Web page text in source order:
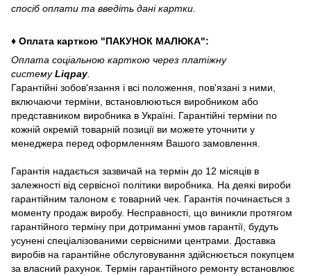
спосіб оплати та введіть дані картки.
♦ Оплата карткою "ПАКУНОК МАЛЮКА":
Оплата соціальною карткою через платіжну
системуLiqpay.
Гарантійні зобов'язання і всі положення, пов'язані з ними,
включаючи терміни, встановлюються виробником або
представником виробника в Україні. Гарантійні терміни по
кожній окремій товарній позиції ви можете уточнити у
менеджера перед оформленням Вашого замовлення.
Гарантія надається зазвичай на термін до 12 місяців в
залежності від сервісної політики виробника. На деякі вироби
гарантійним талоном є товарний чек. Гарантія починається з
моменту продаж виробу. Несправності, що виникли протягом
гарантійного терміну при дотриманні умов гарантії, будуть
усунені спеціалізованими сервісними центрами. Доставка
виробів на гарантійне обслуговування здійснюється покупцем
за власний рахунок. Термін гарантійного ремонту встановлює